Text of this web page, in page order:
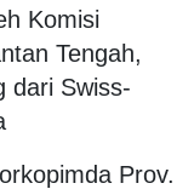
Komisi
Tengah,
dari Swiss-
Prov.